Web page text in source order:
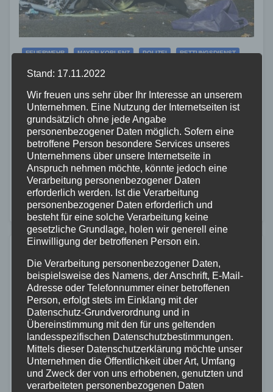
FEUERWEHR MAYEN-KOBLENZ POLIZEI RETTUNGSDIENST
Tödlicher Unfall auf der A48 –
Fahrtrichtung Koblenz gesperrt
28. NOV. 2025
Am 27.11.2025 gegen 17:37 Uhr ereignete sich auf
der BAB48 zwischen den Anschlussstellen Polch und
Ochtendung, in Fahrtrichtung Koblenz, ein schwerer
Verkehrsunfall. Ein PKW fuhr mit hoher
Geschwindigkeit auf einen…
Stand: 17.11.2022
Wir freuen uns sehr über Ihr Interesse an unserem
Unternehmen. Eine Nutzung der Internetseiten ist
grundsätzlich ohne jede Angabe
personenbezogener Daten möglich. Sofern eine
betroffene Person besondere Services unseres
Unternehmens über unsere Internetseite in
Anspruch nehmen möchte, könnte jedoch eine
Verarbeitung personenbezogener Daten
erforderlich werden. Ist die Verarbeitung
personenbezogener Daten erforderlich und
besteht für eine solche Verarbeitung keine
gesetzliche Grundlage, holen wir generell eine
Einwilligung der betroffenen Person ein.
Die Verarbeitung personenbezogener Daten,
beispielsweise des Namens, der Anschrift, E-Mail-
Adresse oder Telefonnummer einer betroffenen
Person, erfolgt stets im Einklang mit der
Datenschutz-Grundverordnung und in
Übereinstimmung mit den für uns geltenden
landesspezifischen Datenschutzbestimmungen.
Mittels dieser Datenschutzerklärung möchte unser
Unternehmen die Öffentlichkeit über Art, Umfang
und Zweck der von uns erhobenen, genutzten und
verarbeiteten personenbezogenen Daten